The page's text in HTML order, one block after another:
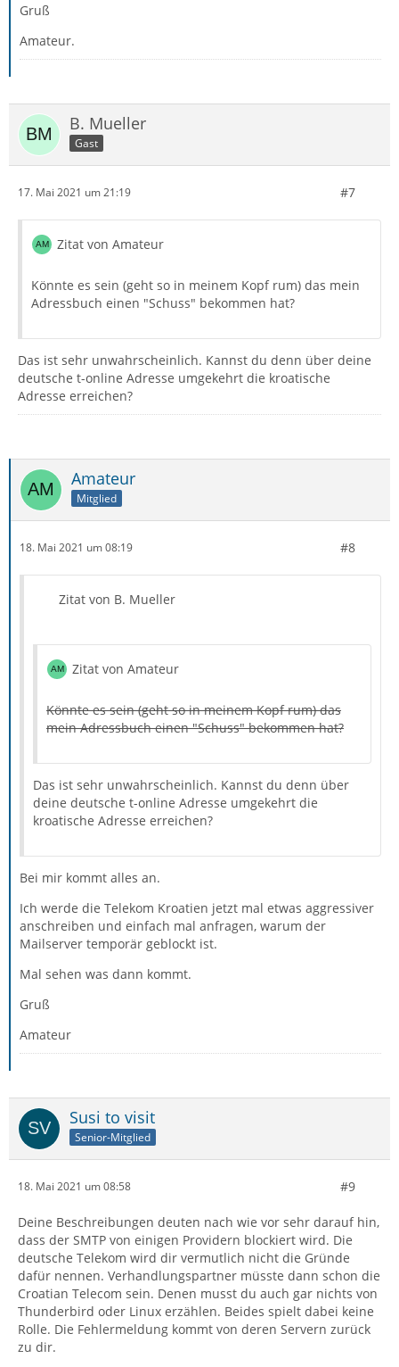
Gruß
Amateur.
B. Mueller
Gast
17. Mai 2021 um 21:19 #7
Zitat von Amateur
Könnte es sein (geht so in meinem Kopf rum) das mein
Adressbuch einen "Schuss" bekommen hat?
Das ist sehr unwahrscheinlich. Kannst du denn über deine
deutsche t-online Adresse umgekehrt die kroatische
Adresse erreichen?
Amateur
Mitglied
18. Mai 2021 um 08:19 #8
Zitat von B. Mueller
Zitat von Amateur
Könnte es sein (geht so in meinem Kopf rum) das
mein Adressbuch einen "Schuss" bekommen hat?
Das ist sehr unwahrscheinlich. Kannst du denn über
deine deutsche t-online Adresse umgekehrt die
kroatische Adresse erreichen?
Bei mir kommt alles an.
Ich werde die Telekom Kroatien jetzt mal etwas aggressiver
anschreiben und einfach mal anfragen, warum der
Mailserver temporär geblockt ist.
Mal sehen was dann kommt.
Gruß
Amateur
Susi to visit
Senior-Mitglied
18. Mai 2021 um 08:58 #9
Deine Beschreibungen deuten nach wie vor sehr darauf hin,
dass der SMTP von einigen Providern blockiert wird. Die
deutsche Telekom wird dir vermutlich nicht die Gründe
dafür nennen. Verhandlungspartner müsste dann schon die
Croatian Telecom sein. Denen musst du auch gar nichts von
Thunderbird oder Linux erzählen. Beides spielt dabei keine
Rolle. Die Fehlermeldung kommt von deren Servern zurück
zu dir.